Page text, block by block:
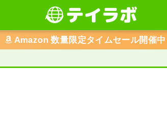
Amazon 数量限定タイムセール開催中